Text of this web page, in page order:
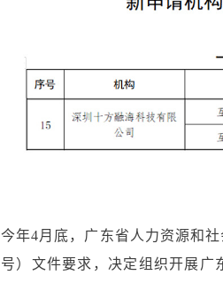
今年4月底，广东省人力资源和
号）文件要求，决定组织开展广